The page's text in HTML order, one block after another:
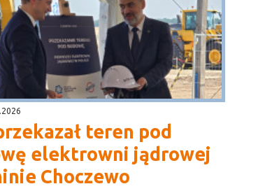
teren pod
elektrowni jądrowej
Choczewo